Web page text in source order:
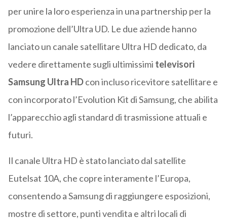
per unire la loro esperienza in una partnership per la
promozione dell’Ultra UD. Le due aziende hanno
lanciato un canale satellitare Ultra HD dedicato, da
vedere direttamente sugli ultimissimi televisori
Samsung Ultra HDcon incluso ricevitore satellitare e
con incorporato l’Evolution Kit di Samsung, che abilita
l’apparecchio agli standard di trasmissione attuali e
futuri.
Il canale Ultra HD è stato lanciato dal satellite
Eutelsat 10A, che copre interamente l’Europa,
consentendo a Samsung di raggiungere esposizioni,
mostre di settore, punti vendita e altri locali di